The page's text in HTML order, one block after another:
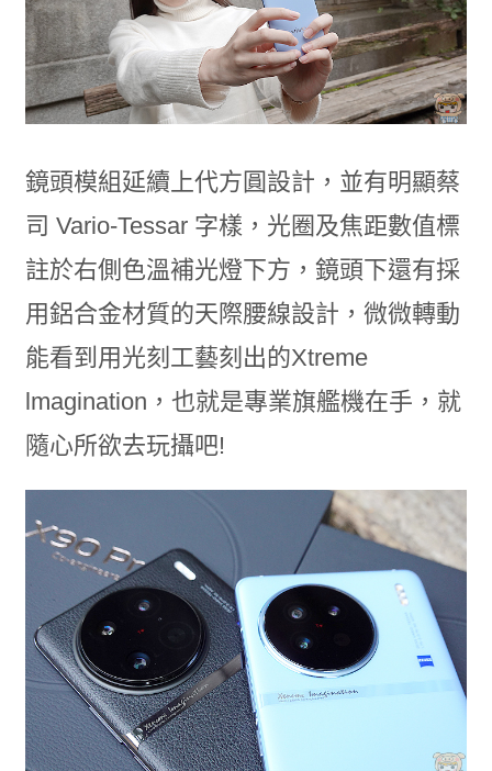
鏡頭模組延續上代方圓設計，並有明顯蔡
司 Vario-Tessar 字樣，光圈及焦距數值標
註於右側色溫補光燈下方，鏡頭下還有採
用鋁合金材質的天際腰線設計，微微轉動
能看到用光刻工藝刻出的Xtreme
lmagination，也就是專業旗艦機在手，就
隨心所欲去玩攝吧!